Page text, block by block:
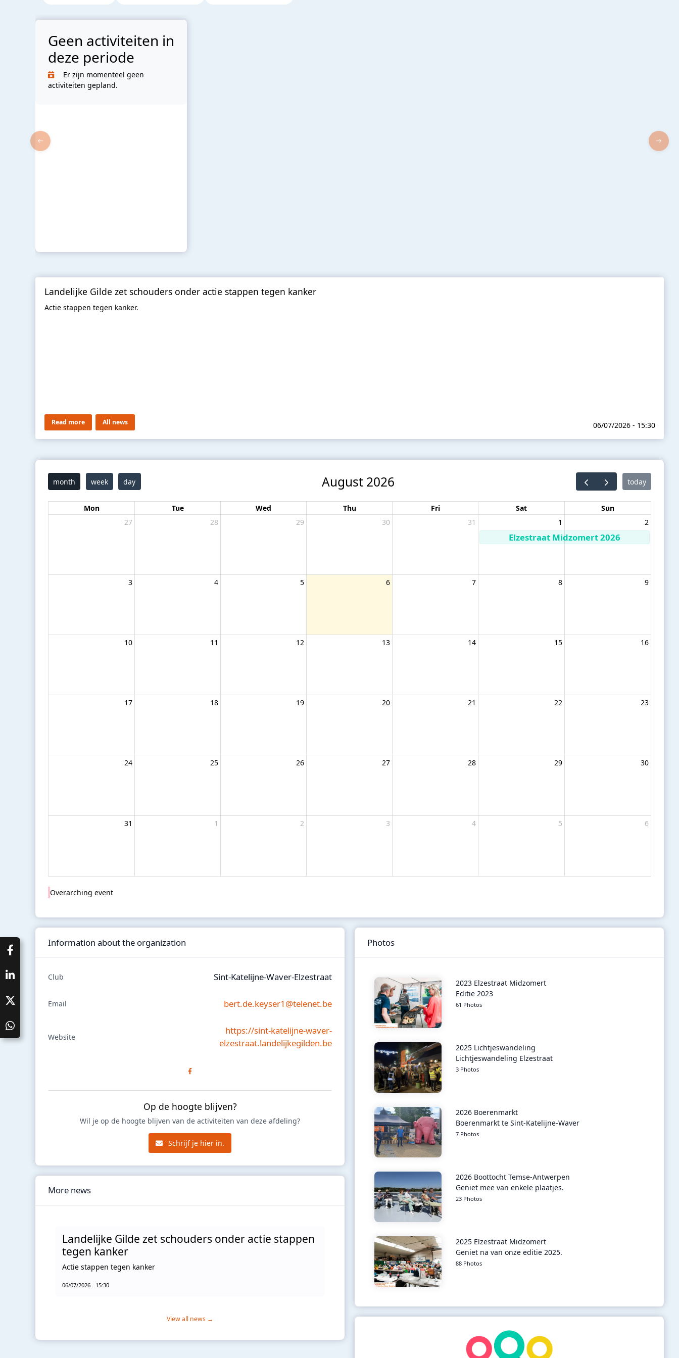
Geen activiteiten in
deze periode
Er zijn momenteel geen
activiteiten gepland.
Landelijke Gilde zet schouders onder actie stappen tegen kanker
Actie stappen tegen kanker.
Read more All news 06/07/2026 - 15:30
month week day August 2026 today
Mon Tue Wed Thu Fri Sat
Sun
27
28 29 30 31 1
Elzestraat Midzomert 2026
2
3 4 5 6 7 8 9
10 11 12 13 14 15 16
17 18 19 20 21 22 23
24 25 26 27 28 29 30
31 1 2 3 4 5 6
Overarching event
Information about the organization
Club Sint-Katelijne-Waver-Elzestraat
Email bert.de.keyser1@telenet.be
Website
https://sint-katelijne-waver-
elzestraat.landelijkegilden.be
Op de hoogte blijven?
Wil je op de hoogte blijven van de activiteiten van deze afdeling?
Schrijf je hier in.
Photos
2023 Elzestraat Midzomert
Editie 2023
61 Photos
2025 Lichtjeswandeling
Lichtjeswandeling Elzestraat
3 Photos
2026 Boerenmarkt
Boerenmarkt te Sint-Katelijne-Waver
7 Photos
2026 Boottocht Temse-Antwerpen
Geniet mee van enkele plaatjes.
23 Photos
2025 Elzestraat Midzomert
Geniet na van onze editie 2025.
88 Photos
More news
Landelijke Gilde zet schouders onder actie stappen
tegen kanker
Actie stappen tegen kanker
06/07/2026 - 15:30
View all news →